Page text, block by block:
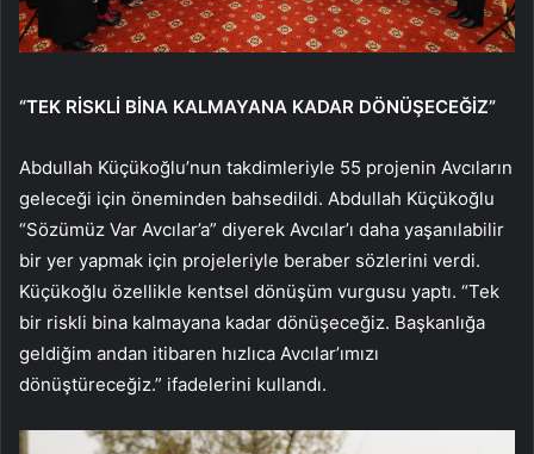
“TEK RİSKLİ BİNA KALMAYANA KADAR DÖNÜŞECEĞİZ”
Abdullah Küçükoğlu’nun takdimleriyle 55 projenin Avcıların
geleceği için öneminden bahsedildi. Abdullah Küçükoğlu
“Sözümüz Var Avcılar’a” diyerek Avcılar’ı daha yaşanılabilir
bir yer yapmak için projeleriyle beraber sözlerini verdi.
Küçükoğlu özellikle kentsel dönüşüm vurgusu yaptı. “Tek
bir riskli bina kalmayana kadar dönüşeceğiz. Başkanlığa
geldiğim andan itibaren hızlıca Avcılar’ımızı
dönüştüreceğiz.” ifadelerini kullandı.